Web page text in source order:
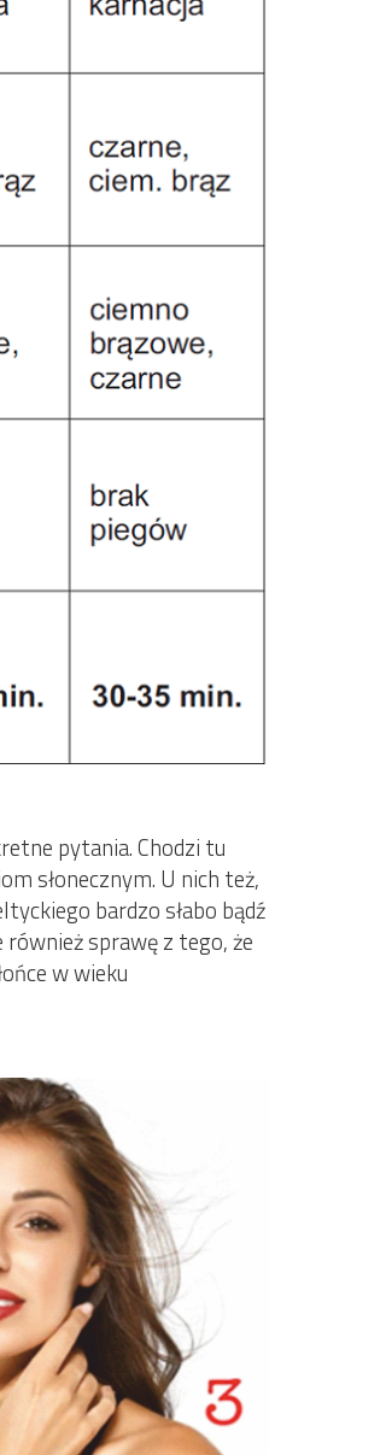
pytania. Chodzi tu
słonecznym. U nich też,
bardzo słabo bądź
sprawę z tego, że
w wieku